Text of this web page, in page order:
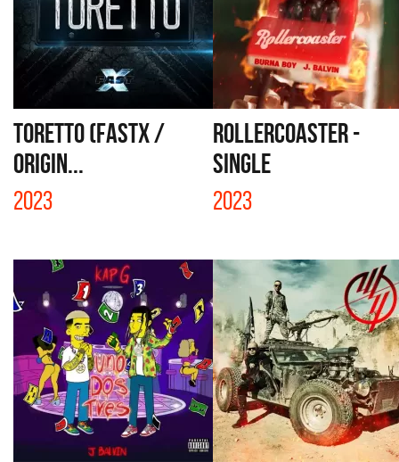
TORETTO (FASTX /
ORIGIN...
2023
ROLLERCOASTER -
SINGLE
2023